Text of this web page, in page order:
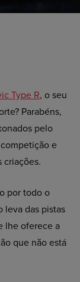
Type R, o seu
Parabéns,
pelo
e
criações.
por todo o
leva das pistas
lhe oferece a
que não está